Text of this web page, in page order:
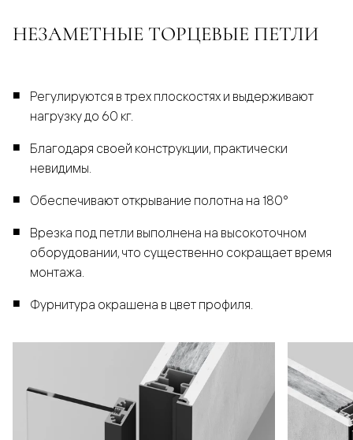
НЕЗАМЕТНЫЕ ТОРЦЕВЫЕ ПЕТЛИ
Регулируются в трех плоскостях и выдерживают
нагрузку до 60 кг.
Благодаря своей конструкции, практически
невидимы.
Обеспечивают открывание полотна на 180°
Врезка под петли выполнена на высокоточном
оборудовании, что существенно сокращает время
монтажа.
Фурнитура окрашена в цвет профиля.